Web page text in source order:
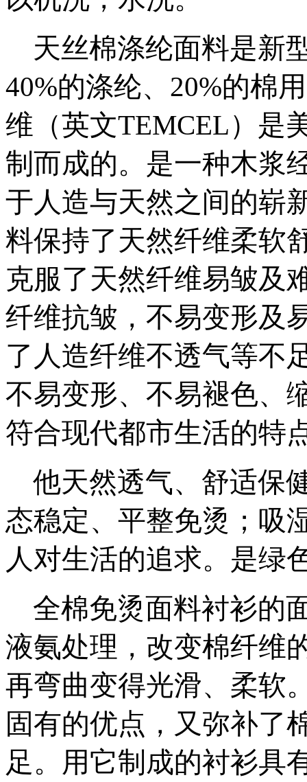
天丝棉涤纶面料是新
40%的涤纶、20%的棉
维（英文TEMCEL）是
制而成的。是一种木浆
于人造与天然之间的崭
料保持了天然纤维柔软
克服了天然纤维易皱及
纤维抗皱，不易变形及
了人造纤维不透气等不
不易变形、不易褪色、
符合现代都市生活的特
他天然透气、舒适保
态稳定、平整免烫；吸
人对生活的追求。是绿
全棉免烫面料衬衫的
液氨处理，改变棉纤维
再弯曲变得光滑、柔软
固有的优点，又弥补了
足。用它制成的衬衫具